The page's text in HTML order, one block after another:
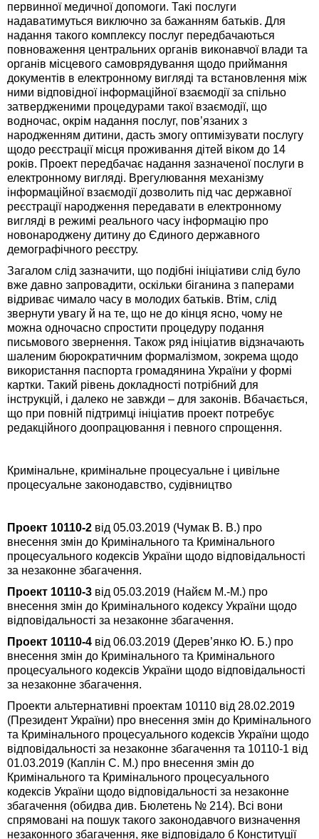
первинної медичної допомоги. Такі послуги
надаватимуться виключно за бажанням батьків. Для
надання такого комплексу послуг передбачаються
повноваження центральних органів виконавчої влади та
органів місцевого самоврядування щодо приймання
документів в електронному вигляді та встановлення між
ними відповідної інформаційної взаємодії за спільно
затвердженими процедурами такої взаємодії, що
водночас, окрім надання послуг, пов’язаних з
народженням дитини, дасть змогу оптимізувати послугу
щодо реєстрації місця проживання дітей віком до 14
років. Проект передбачає надання зазначеної послуги в
електронному вигляді. Врегулювання механізму
інформаційної взаємодії дозволить під час державної
реєстрації народження передавати в електронному
вигляді в режимі реального часу інформацію про
новонароджену дитину до Єдиного державного
демографічного реєстру.
Загалом слід зазначити, що подібні ініціативи слід було
вже давно запровадити, оскільки біганина з паперами
відриває чимало часу в молодих батьків. Втім, слід
звернути увагу й на те, що не до кінця ясно, чому не
можна одночасно спростити процедуру подання
письмового звернення. Також ряд ініціатив відзначають
шаленим бюрократичним формалізмом, зокрема щодо
використання паспорта громадянина України у формі
картки. Такий рівень докладності потрібний для
інструкцій, і далеко не завжди – для законів. Вбачається,
що при повній підтримці ініціатив проект потребує
редакційного доопрацювання і певного спрощення.
Кримінальне, кримінальне процесуальне і цивільне
процесуальне законодавство, судівництво
Проект 10110-2 від 05.03.2019 (Чумак В. В.) про
внесення змін до Кримінального та Кримінального
процесуального кодексів України щодо відповідальності
за незаконне збагачення.
Проект 10110-3 від 05.03.2019 (Найєм М.-М.) про
внесення змін до Кримінального кодексу України щодо
відповідальності за незаконне збагачення.
Проект 10110-4 від 06.03.2019 (Дерев’янко Ю. Б.) про
внесення змін до Кримінального та Кримінального
процесуального кодексів України щодо відповідальності
за незаконне збагачення.
Проекти альтернативні проектам 10110 від 28.02.2019
(Президент України) про внесення змін до Кримінального
та Кримінального процесуального кодексів України щодо
відповідальності за незаконне збагачення та 10110-1 від
01.03.2019 (Каплін С. М.) про внесення змін до
Кримінального та Кримінального процесуального
кодексів України щодо відповідальності за незаконне
збагачення (обидва див. Бюлетень № 214). Всі вони
спрямовані на пошук такого законодавчого визначення
незаконного збагачення, яке відповідало б Конституції